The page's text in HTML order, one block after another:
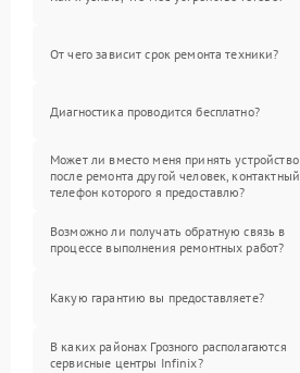
От чего зависит срок ремонта техники?
Диагностика проводится бесплатно?
Может ли вместо меня принять устройство
после ремонта другой человек, контактный
телефон которого я предоставлю?
Возможно ли получать обратную связь в
процессе выполнения ремонтных работ?
Какую гарантию вы предоставляете?
В каких районах Грозного располагаются
сервисные центры Infinix?